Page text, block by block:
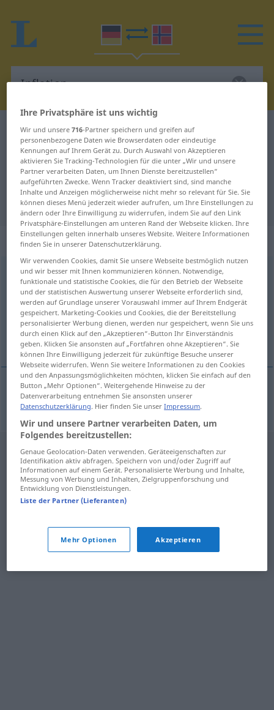
Deutsch-Norwegisch Wörterbuch Inflation
Deutsch-Norwegisch Übersetzung
für "Inflation"
"Inflation" Norwegisch Übersetzung
„Inflation“: Femininum
Inflationf
Übersicht aller Übersetzungen
(Für mehr Details die Übersetzung anklicken/antippen)
inflasjon
inflasjonm Inflation
Ihre Privatsphäre ist uns wichtig
Wir und unsere716-Partner speichern und greifen auf
personenbezogene Daten wie Browserdaten oder eindeutige
Kennungen auf Ihrem Gerät zu. Durch Auswahl von Akzeptieren
aktivieren Sie Tracking-Technologien für die unter „Wir und unsere
Partner verarbeiten Daten, um Ihnen Dienste bereitzustellen“
aufgeführten Zwecke. Wenn Tracker deaktiviert sind, sind manche
Inhalte und Anzeigen möglicherweise nicht mehr so relevant für Sie. Sie
können dieses Menü jederzeit wieder aufrufen, um Ihre Einstellungen zu
ändern oder Ihre Einwilligung zu widerrufen, indem Sie auf den Link
Privatsphäre-Einstellungen am unteren Rand der Webseite klicken. Ihre
Einstellungen gelten innerhalb unseres Website. Weitere Informationen
finden Sie in unserer Datenschutzerklärung.
Wir verwenden Cookies, damit Sie unsere Webseite bestmöglich nutzen
und wir besser mit Ihnen kommunizieren können. Notwendige,
funktionale und statistische Cookies, die für den Betrieb der Webseite
und der statistischen Auswertung unserer Webseite erforderlich sind,
werden auf Grundlage unserer Vorauswahl immer auf Ihrem Endgerät
gespeichert. Marketing-Cookies und Cookies, die der Bereitstellung
personalisierter Werbung dienen, werden nur gespeichert, wenn Sie uns
durch einen Klick auf den „Akzeptieren“-Button Ihr Einverständnis
geben. Klicken Sie ansonsten auf „Fortfahren ohne Akzeptieren“. Sie
können Ihre Einwilligung jederzeit für zukünftige Besuche unserer
Webseite widerrufen. Wenn Sie weitere Informationen zu den Cookies
und den Anpassungsmöglichkeiten möchten, klicken Sie einfach auf den
Button „Mehr Optionen“. Weitergehende Hinweise zu der
Datenverarbeitung entnehmen Sie ansonsten unserer
Datenschutzerklärung. Hier finden Sie unserImpressum.
Wir und unsere Partner verarbeiten Daten, um
Folgendes bereitzustellen:
Genaue Geolocation-Daten verwenden. Geräteeigenschaften zur
Identifikation aktiv abfragen. Speichern von und/oder Zugriff auf
Informationen auf einem Gerät. Personalisierte Werbung und Inhalte,
Messung von Werbung und Inhalten, Zielgruppenforschung und
Entwicklung von Dienstleistungen.
Liste der Partner (Lieferanten)
Mehr Optionen Akzeptieren